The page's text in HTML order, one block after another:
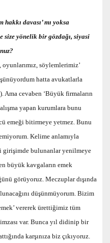
davası’ mı yoksa
size yönelik bir gözdağı, siyasi
söylemlerimiz’
hatta avukatlarla
Ama cevaben ‘Büyük firmaların
yapan kurumlara bunu
emeği bitirmeye yetmez. Bunu
Kelime anlamıyla
girişimde bulunanlar yenilmeye
büyük kavgaların emek
görüyoruz. Meczuplar dışında
düşünmüyorum. Bizim
vererek ürettiğimiz tüm
imzası var. Bunca yıl didinip bir
karşınıza biz çıkıyoruz.